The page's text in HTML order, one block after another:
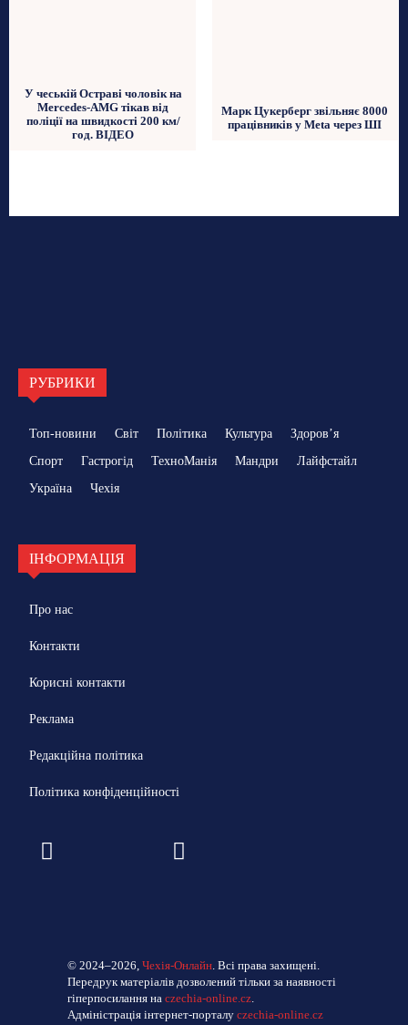
У чеській Остраві чоловік на
Mercedes-AMG тікав від
поліції на швидкості 200 км/
год. ВІДЕО
Марк Цукерберг звільняє 8000
працівників у Meta через ШІ
РУБРИКИ
Топ-новини Світ Політика Культура
Здоровʼя
Спорт
Гастрогід ТехноМанія Мандри
Лайфстайл
Україна
Чехія
ІНФОРМАЦІЯ
Про нас
Контакти
Корисні контакти
Реклама
Редакційна політика
Політика конфіденційності
© 2024–2026,Чехія-Онлайн. Всі права захищені.
Передрук матеріалів дозволений тільки за наявності
гіперпосилання наczechia-online.cz.
Адміністрація інтернет-порталуczechia-online.cz